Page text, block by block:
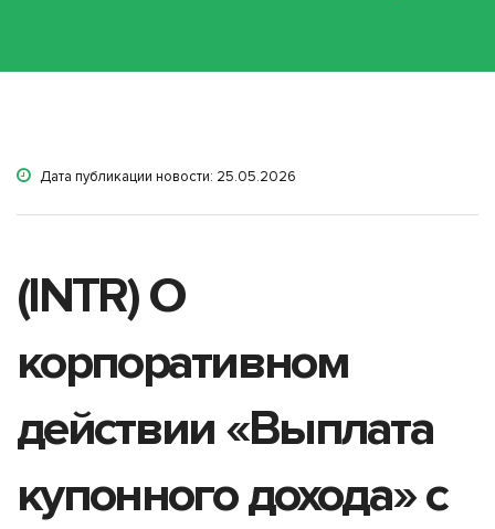
Дата публикации новости: 25.05.2026
(INTR) О
корпоративном
действии «Выплата
купонного дохода» с